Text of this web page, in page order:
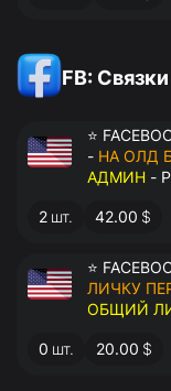
FB: Связки
⭐
- НА ОЛД
АДМИН -
-
2 шт. 42.00 $
⭐
ЛИЧКУ
ОБЩИЙ
0 шт. 20.00 $